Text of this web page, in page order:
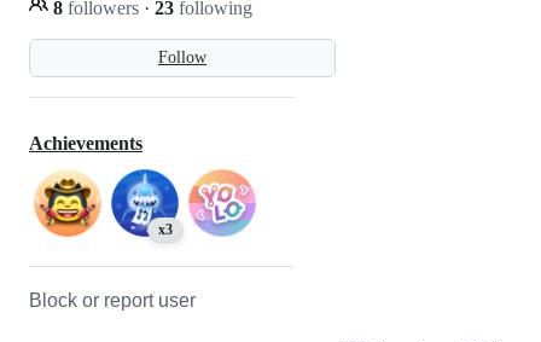
Follow
8 followers · 23 following
Achievements
x3
Block or report user